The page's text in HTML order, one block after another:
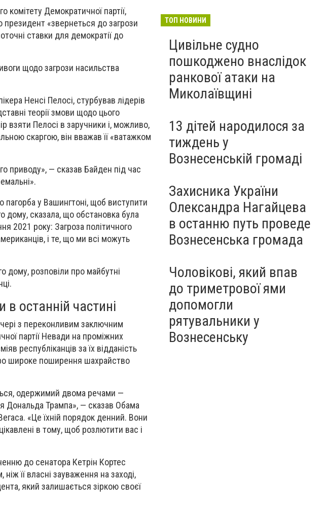
комітету Демократичної партії,
«звернеться до загрози
ставки для демократії до
щодо загрози насильства
Ненсі Пелосі, стурбував лідерів
теорії змови щодо цього
взяти Пелосі в заручники і, можливо,
скаргою, він вважав її «ватажком
приводу», — сказав Байден під час
пагорба у Вашингтоні, щоб виступити
дому, сказала, що обстановка була
2021 року: Загроза політичного
і те, що ми всі можуть
дому, розповіли про майбутні
останній частині
з переконливим заключним
партії Невади на проміжних
республіканців за їх відданість
широке поширення шахрайство
одержимий двома речами —
Дональда Трампа», — сказав Обама
«Це їхній порядок денний. Вони
в тому, щоб розлютити вас і
до сенатора Кетрін Кортес
її власні зауваження на заході,
який залишається зіркою своєї
ТОП НОВИНИ
Цивільне судно
пошкоджено внаслідок
ранкової атаки на
Миколаївщині
13 дітей народилося за
тиждень у
Вознесенській громаді
Захисника України
Олександра Нагайцева
в останню путь проведе
Вознесенська громада
Чоловікові, який впав
до триметрової ями
допомогли
рятувальники у
Вознесенську